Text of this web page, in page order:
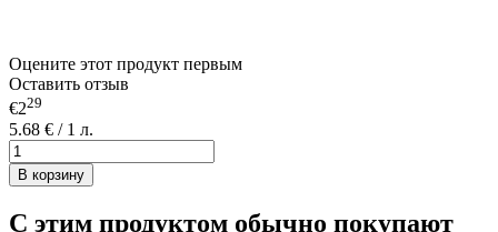
Оцените этот продукт первым
Оставить отзыв
€229
5.68 € / 1 л.
В корзину
С этим продуктом обычно покупают